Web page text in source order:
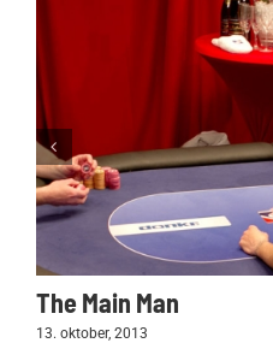
The Main Man
13. oktober, 2013